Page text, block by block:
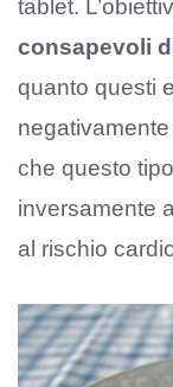
tablet.
consapevoli
quanto questi
che questo
inversamente
al rischio